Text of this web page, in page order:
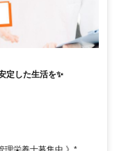
定した生活を✨